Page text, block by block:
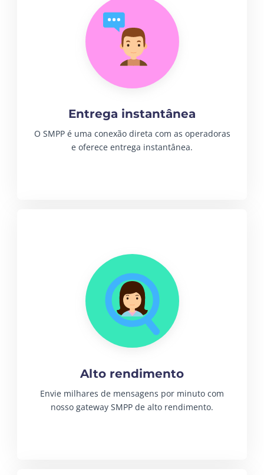
Entrega instantânea
O SMPP é uma conexão direta com as operadoras
e oferece entrega instantânea.
Alto rendimento
Envie milhares de mensagens por minuto com
nosso gateway SMPP de alto rendimento.